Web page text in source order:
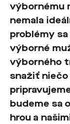
výbornému
nemala
problémy
výborné
výborného
snažiť niečo
budeme sa
hrou a